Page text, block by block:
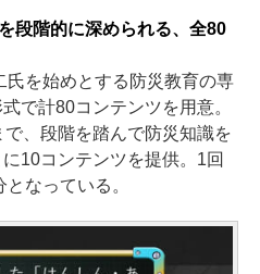
段階的に深められる、全80
氏を始めとする防災教育の専
で計80コンテンツを用意。
、段階を踏んで防災知識を
10コンテンツを提供。1回
なっている。